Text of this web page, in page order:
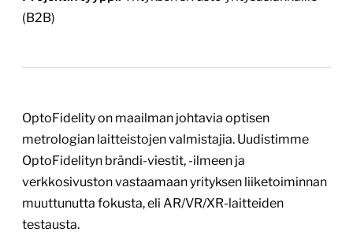
(B2B)
OptoFidelity on maailman johtavia optisen
metrologian laitteistojen valmistajia. Uudistimme
OptoFidelityn brändi-viestit, -ilmeen ja
verkkosivuston vastaamaan yrityksen liiketoiminnan
muuttunutta fokusta, eli AR/VR/XR-laitteiden
testausta.